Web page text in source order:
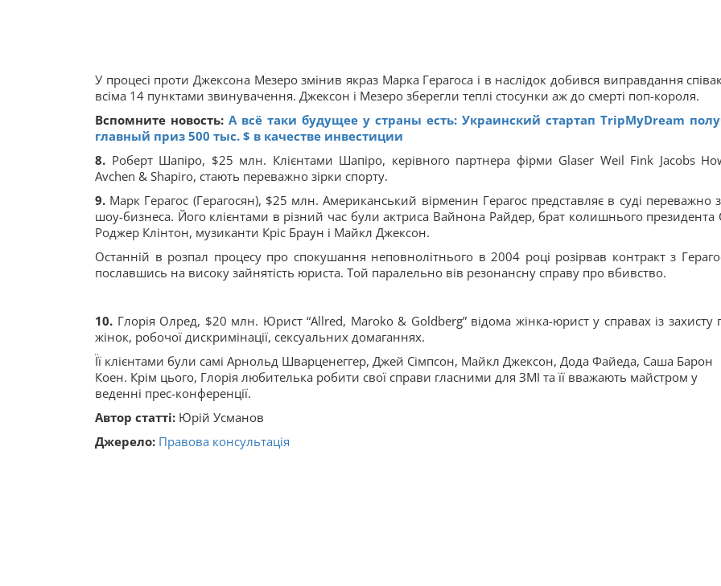
У процесі проти Джексона Мезеро змінив якраз Марка Герагоса і в наслідок добився виправдання
всіма 14 пунктами звинувачення. Джексон і Мезеро зберегли теплі стосунки аж до смерті поп-короля.
Вспомните новость: А всё таки будущее у страны есть: Украинский стартап TripMyDream
главный приз 500 тыс. $ в качестве инвестиции
8. Роберт Шапіро, $25 млн. Клієнтами Шапіро, керівного партнера фірми Glaser Weil Fink Jacobs
Avchen & Shapiro, стають переважно зірки спорту.
9. Марк Герагос (Герагосян), $25 млн. Американський вірменин Герагос представляє в суді переважно
шоу-бизнеса. Його клієнтами в різний час були актриса Вайнона Райдер, брат колишнього
Роджер Клінтон, музиканти Кріс Браун і Майкл Джексон.
Останній в розпал процесу про спокушання неповнолітнього в 2004 році розірвав контракт з
пославшись на високу зайнятість юриста. Той паралельно вів резонансну справу про вбивство.
10. Глорія Олред, $20 млн. Юрист “Allred, Maroko & Goldberg” відома жінка-юрист у справах із захисту
жінок, робочої дискримінації, сексуальних домаганнях.
Її клієнтами були самі Арнольд Шварценеггер, Джей Сімпсон, Майкл Джексон, Дода Файеда, Саша Барон
Коен. Крім цього, Глорія любителька робити свої справи гласними для ЗМІ та її вважають майстром у
веденні прес-конференції.
Автор статті: Юрій Усманов
Джерело: Правова консультація